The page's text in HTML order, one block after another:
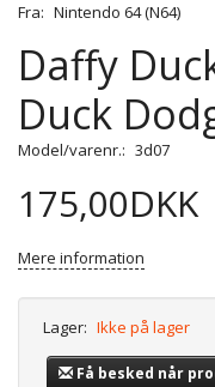
Fra: Nintendo 64 (N64)
Daffy
Duck
Model/varenr.: 3d07
175,00DKK
Mere information
Lager: Ikke på lager
Få besked når